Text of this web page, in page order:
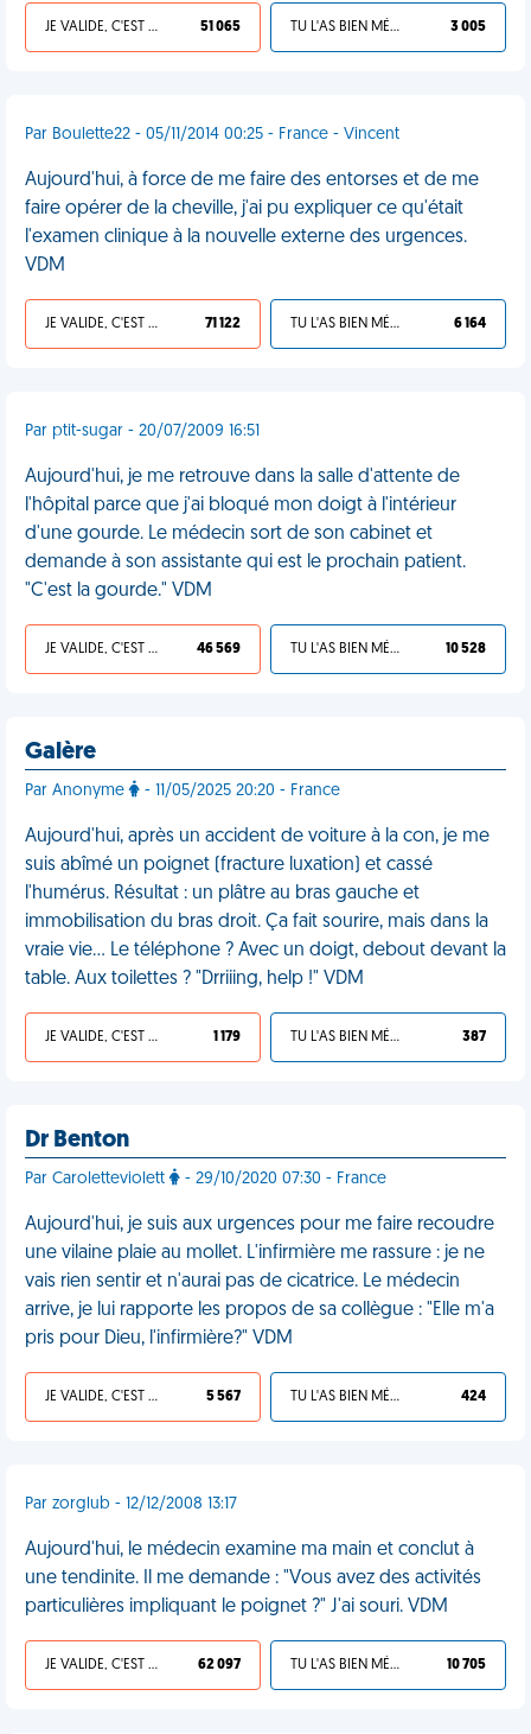
JE VALIDE, C'EST UNE VDM 51 065 TU L'AS BIEN MÉRITÉ 3 005
Par Boulette22 - 05/11/2014 00:25 - France - Vincent
Aujourd'hui, à force de me faire des entorses et de me
faire opérer de la cheville, j'ai pu expliquer ce qu'était
l'examen clinique à la nouvelle externe des urgences.
VDM
JE VALIDE, C'EST UNE VDM 71 122 TU L'AS BIEN MÉRITÉ 6 164
Par ptit-sugar - 20/07/2009 16:51
Aujourd'hui, je me retrouve dans la salle d'attente de
l'hôpital parce que j'ai bloqué mon doigt à l'intérieur
d'une gourde. Le médecin sort de son cabinet et
demande à son assistante qui est le prochain patient.
"C'est la gourde." VDM
JE VALIDE, C'EST UNE VDM 46 569 TU L'AS BIEN MÉRITÉ 10 528
Galère
Par Anonyme - 11/05/2025 20:20 - France
Aujourd'hui, après un accident de voiture à la con, je me
suis abîmé un poignet (fracture luxation) et cassé
l'humérus. Résultat : un plâtre au bras gauche et
immobilisation du bras droit. Ça fait sourire, mais dans la
vraie vie… Le téléphone ? Avec un doigt, debout devant la
table. Aux toilettes ? "Drriiing, help !" VDM
JE VALIDE, C'EST UNE VDM 1 179 TU L'AS BIEN MÉRITÉ 387
Dr Benton
Par Caroletteviolett - 29/10/2020 07:30 - France
Aujourd'hui, je suis aux urgences pour me faire recoudre
une vilaine plaie au mollet. L'infirmière me rassure : je ne
vais rien sentir et n'aurai pas de cicatrice. Le médecin
arrive, je lui rapporte les propos de sa collègue : "Elle m'a
pris pour Dieu, l'infirmière?" VDM
JE VALIDE, C'EST UNE VDM 5 567 TU L'AS BIEN MÉRITÉ 424
Par zorglub - 12/12/2008 13:17
Aujourd'hui, le médecin examine ma main et conclut à
une tendinite. Il me demande : "Vous avez des activités
particulières impliquant le poignet ?" J'ai souri. VDM
JE VALIDE, C'EST UNE VDM 62 097 TU L'AS BIEN MÉRITÉ 10 705